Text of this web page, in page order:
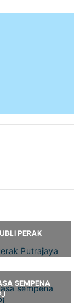
PERAK
SEMPENA